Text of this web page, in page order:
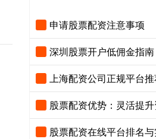
申请股票配资注意事项
深圳股票开户低佣金指南
上海配资公司正规平台推
股票配资优势：灵活提
股票配资在线平台排名